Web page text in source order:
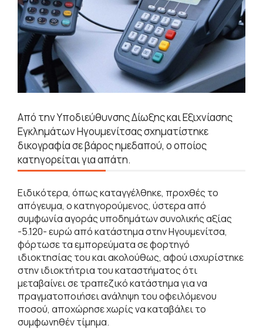
Από την Υποδιεύθυνσης Δίωξης και Εξιχνίασης
Εγκλημάτων Ηγουμενίτσας σχηματίστηκε
δικογραφία σε βάρος ημεδαπού, ο οποίος
κατηγορείται για απάτη.
Ειδικότερα, όπως καταγγέλθηκε, προχθές το
απόγευμα, ο κατηγορούμενος, ύστερα από
συμφωνία αγοράς υποδημάτων συνολικής αξίας
-5.120- ευρώ από κατάστημα στην Ηγουμενίτσα,
φόρτωσε τα εμπορεύματα σε φορτηγό
ιδιοκτησίας του και ακολούθως, αφού ισχυρίστηκε
στην ιδιοκτήτρια του καταστήματος ότι
μεταβαίνει σε τραπεζικό κατάστημα για να
πραγματοποιήσει ανάληψη του οφειλόμενου
ποσού, αποχώρησε χωρίς να καταβάλει το
συμφωνηθέν τίμημα.